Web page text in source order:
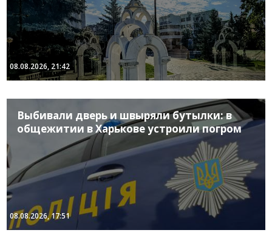
08.08.2026, 21:42
Выбивали дверь и швыряли бутылки: в
общежитии в Харькове устроили погром
08.08.2026, 17:51